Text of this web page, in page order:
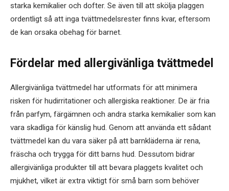
starka kemikalier och dofter. Se även till att skölja plaggen
ordentligt så att inga tvättmedelsrester finns kvar, eftersom
de kan orsaka obehag för barnet.
Fördelar med allergivänliga tvättmedel
Allergivänliga tvättmedel har utformats för att minimera
risken för hudirritationer och allergiska reaktioner. De är fria
från parfym, färgämnen och andra starka kemikalier som kan
vara skadliga för känslig hud. Genom att använda ett sådant
tvättmedel kan du vara säker på att barnkläderna är rena,
fräscha och trygga för ditt barns hud. Dessutom bidrar
allergivänliga produkter till att bevara plaggets kvalitet och
mjukhet, vilket är extra viktigt för små barn som behöver